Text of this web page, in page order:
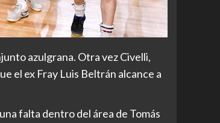
azulgrana. Otra vez Civelli,
el ex Fray Luis Beltrán alcance a
falta dentro del área de Tomás